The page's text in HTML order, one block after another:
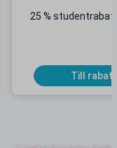
25 %
Till